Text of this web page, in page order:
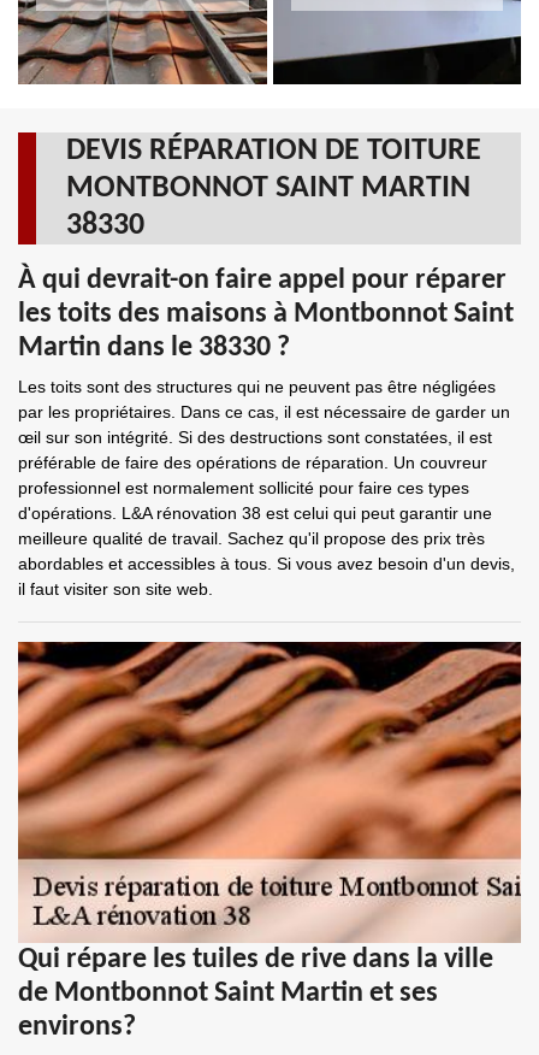
DEVIS RÉPARATION DE TOITURE
MONTBONNOT SAINT MARTIN
38330
À qui devrait-on faire appel pour réparer
les toits des maisons à Montbonnot Saint
Martin dans le 38330 ?
Les toits sont des structures qui ne peuvent pas être négligées
par les propriétaires. Dans ce cas, il est nécessaire de garder un
œil sur son intégrité. Si des destructions sont constatées, il est
préférable de faire des opérations de réparation. Un couvreur
professionnel est normalement sollicité pour faire ces types
d'opérations. L&A rénovation 38 est celui qui peut garantir une
meilleure qualité de travail. Sachez qu'il propose des prix très
abordables et accessibles à tous. Si vous avez besoin d'un devis,
il faut visiter son site web.
Qui répare les tuiles de rive dans la ville
de Montbonnot Saint Martin et ses
environs?